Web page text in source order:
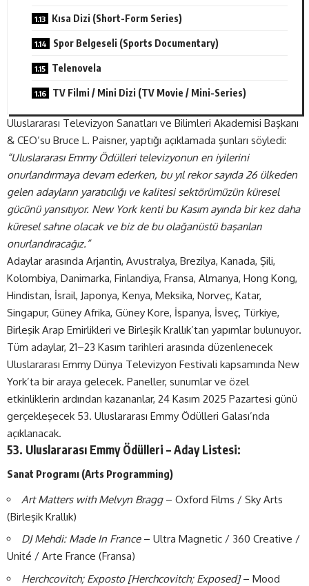
Kısa Dizi (Short-Form Series)
Spor Belgeseli (Sports Documentary)
Telenovela
TV Filmi / Mini Dizi (TV Movie / Mini-Series)
Uluslararası Televizyon Sanatları ve Bilimleri Akademisi Başkanı
& CEO’su Bruce L. Paisner, yaptığı açıklamada şunları söyledi:
“Uluslararası Emmy Ödülleri televizyonun en iyilerini
onurlandırmaya devam ederken, bu yıl rekor sayıda 26 ülkeden
gelen adayların yaratıcılığı ve kalitesi sektörümüzün küresel
gücünü yansıtıyor. New York kenti bu Kasım ayında bir kez daha
küresel sahne olacak ve biz de bu olağanüstü başarıları
onurlandıracağız.”
Adaylar arasında Arjantin, Avustralya, Brezilya, Kanada, Şili,
Kolombiya, Danimarka, Finlandiya, Fransa, Almanya, Hong Kong,
Hindistan, İsrail, Japonya, Kenya, Meksika, Norveç, Katar,
Singapur, Güney Afrika, Güney Kore, İspanya, İsveç, Türkiye,
Birleşik Arap Emirlikleri ve Birleşik Krallık’tan yapımlar bulunuyor.
Tüm adaylar, 21–23 Kasım tarihleri arasında düzenlenecek
Uluslararası Emmy Dünya Televizyon Festivali kapsamında New
York’ta bir araya gelecek. Paneller, sunumlar ve özel
etkinliklerin ardından kazananlar, 24 Kasım 2025 Pazartesi günü
gerçekleşecek 53. Uluslararası Emmy Ödülleri Galası’nda
açıklanacak.
53. Uluslararası Emmy Ödülleri – Aday Listesi:
Sanat Programı (Arts Programming)
Art Matters with Melvyn Bragg– Oxford Films / Sky Arts
(Birleşik Krallık)
DJ Mehdi: Made In France– Ultra Magnetic / 360 Creative /
Unité / Arte France (Fransa)
Herchcovitch; Exposto [Herchcovitch; Exposed]– Mood